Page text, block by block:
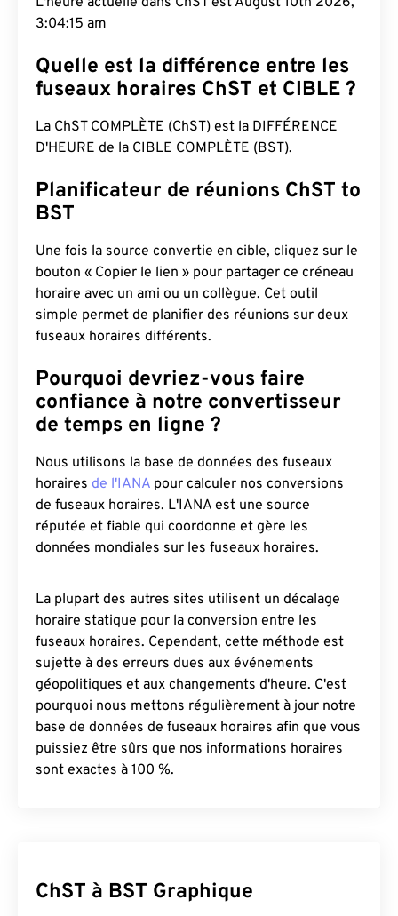
3:04:16 am
Quelle est la différence entre les
fuseaux horaires ChST et CIBLE ?
La ChST COMPLÈTE (ChST) est la DIFFÉRENCE
D'HEURE de la CIBLE COMPLÈTE (BST).
Planificateur de réunions ChST to
BST
Une fois la source convertie en cible, cliquez sur le
bouton « Copier le lien » pour partager ce créneau
horaire avec un ami ou un collègue. Cet outil
simple permet de planifier des réunions sur deux
fuseaux horaires différents.
Pourquoi devriez-vous faire
confiance à notre convertisseur
de temps en ligne ?
Nous utilisons la base de données des fuseaux
horaires de l'IANA pour calculer nos conversions
de fuseaux horaires. L'IANA est une source
réputée et fiable qui coordonne et gère les
données mondiales sur les fuseaux horaires.
La plupart des autres sites utilisent un décalage
horaire statique pour la conversion entre les
fuseaux horaires. Cependant, cette méthode est
sujette à des erreurs dues aux événements
géopolitiques et aux changements d'heure. C'est
pourquoi nous mettons régulièrement à jour notre
base de données de fuseaux horaires afin que vous
puissiez être sûrs que nos informations horaires
sont exactes à 100 %.
ChST à BST Graphique